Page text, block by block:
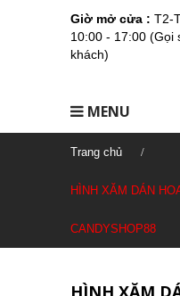
Giờ mở cửa : T2-
10:00 - 17:00 (Gọi
khách)
MENU
Trang chủ
HÌNH XĂM DÁN
CANDYSHOP88
HÌNH XĂM